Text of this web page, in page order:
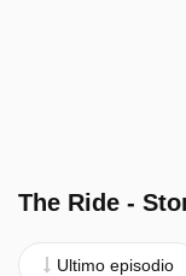
The Ride -
Ultimo episodio